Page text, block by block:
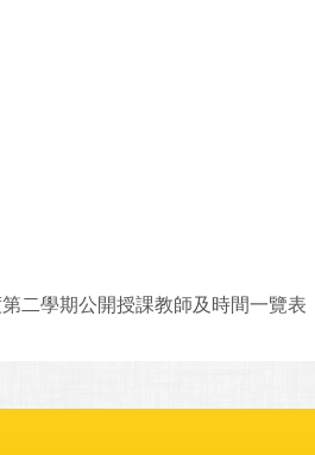
二學期公開授課教師及時間一覽表